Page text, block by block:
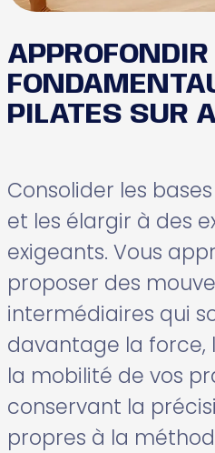
APPROFONDIR
PILATES SUR
Consolider les
et les élargir à des
exigeants. Vous
proposer des
intermédiaires qui
davantage la
la mobilité de vos
conservant la
propres à la